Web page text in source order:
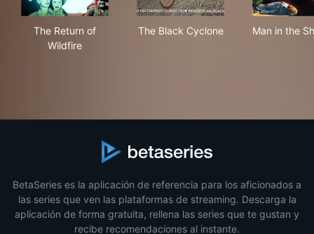
The Return of
Wildfire
The Black Cyclone Man in the
BetaSeries es la aplicación de referencia para los aficionados a
las series que ven las plataformas de streaming. Descarga la
aplicación de forma gratuita, rellena las series que te gustan y
recibe recomendaciones al instante.